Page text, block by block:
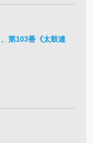
第103番《太鼓連